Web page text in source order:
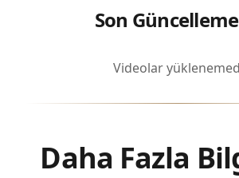
Son
Videolar
Daha Fazla